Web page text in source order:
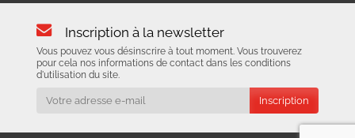
Inscription à la newsletter
Vous pouvez vous désinscrire à tout moment. Vous trouverez
pour cela nos informations de contact dans les conditions
d'utilisation du site.